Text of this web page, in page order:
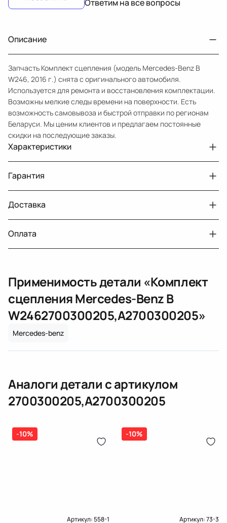
Ответим на все вопросы
Описание
Запчасть Комплект сцепления (модель Mercedes-Benz B
W246, 2016 г.) снята с оригинального автомобиля.
Используется для ремонта и восстановления комплектации.
Возможны мелкие следы времени на поверхности. Есть
возможность самовывоза и быстрой отправки по регионам
Беларуси. Мы ценим клиентов и предлагаем постоянные
скидки на последующие заказы.
Характеристики
Авто
MercedesBenz B W246 рест.
Год
2016
Тег
Мерседес Бенс БКласс
Дополнительный артикул / Дополнительная информация
Гарантия
Двигатели с навесным или без навесного
оборудования
30 дней
Датчик давления топлива, насос
топлива, ТНВД (бензин, дизель), форсунка
бензиновая (дизельная) механическая
(электрическая), инжектор
(распределитель впрыска топлива),
дозатор-распределитель топлива
14 дней
Подробнее о гарантии в разделеГарантия
Доставка
Доставка и Оплата
Оплата
Оплата онлайн
ЕРИП
Применимость детали «Комплект
сцепления Mercedes-Benz B
W2462700300205,A2700300205»
Mercedes-benz
Аналоги детали с артикулом
2700300205,A2700300205
-10%
Артикул:558-1
-10%
Артикул:73-3